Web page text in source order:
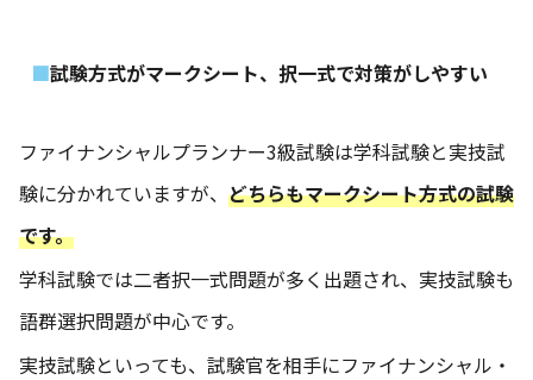
試験方式がマークシート、択一式で対策がしやすい
ファイナンシャルプランナー3級試験は学科試験と実技試
験に分かれていますが、 どちらもマークシート方式の試験
です。
学科試験では二者択一式問題が多く出題され、実技試験も
語群選択問題が中心です。
実技試験といっても、試験官を相手にファイナンシャル・